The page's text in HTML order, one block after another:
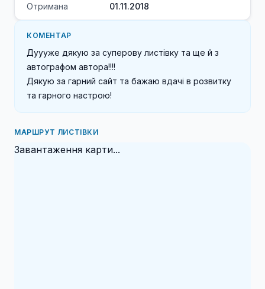
Отримана 01.11.2018
КОМЕНТАР
Дуууже дякую за суперову листівку та ще й з
автографом автора!!!!
Дякую за гарний сайт та бажаю вдачі в розвитку
та гарного настрою!
МАРШРУТ ЛИСТІВКИ
Завантаження карти...